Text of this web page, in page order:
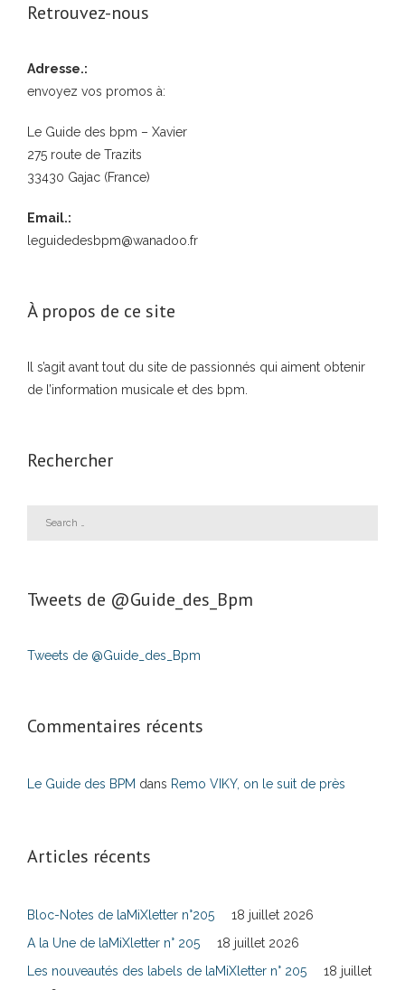
Retrouvez-nous
Adresse.:
envoyez vos promos à:
Le Guide des bpm – Xavier
275 route de Trazits
33430 Gajac (France)
Email.:
leguidedesbpm@wanadoo.fr
À propos de ce site
Il s’agit avant tout du site de passionnés qui aiment obtenir
de l’information musicale et des bpm.
Rechercher
Tweets de ‎@Guide_des_Bpm
Tweets de @Guide_des_Bpm
Commentaires récents
Le Guide des BPM dans Remo VIKY, on le suit de près
Articles récents
Bloc-Notes de laMiXletter n°205
18 juillet 2026
A la Une de laMiXletter n° 205
18 juillet 2026
Les nouveautés des labels de laMiXletter n° 205
18 juillet